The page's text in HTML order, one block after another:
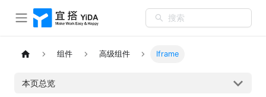
搜索
组件 高级组件 Iframe
本页总览